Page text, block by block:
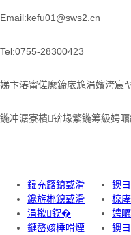
Email:kefu01@sws2.cn
Tel:0755-28300423
娣卞湷甯傞緳鍗庡尯涓嬪洿
鍦冲潳寮樻锛堟繁鍦筹級娉
鍏充簬鎴戜滑
鑱旂郴鎴戜滑
涓撳鍥�
鏈嶅姟棰嗗煙
鐭
椋
娉
鐭